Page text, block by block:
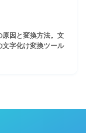
原因と変換方法。文
字化け変換ツール